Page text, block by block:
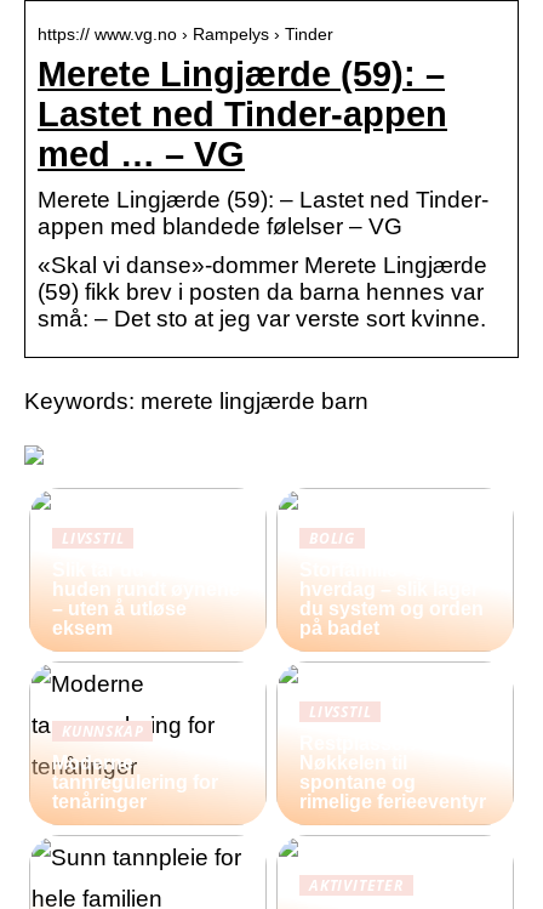
https:// www.vg.no › Rampelys › Tinder
Merete Lingjærde (59): –
Lastet ned Tinder-appen
med … – VG
Merete Lingjærde (59): – Lastet ned Tinder-
appen med blandede følelser – VG
«Skal vi danse»-dommer Merete Lingjærde
(59) fikk brev i posten da barna hennes var
små: – Det sto at jeg var verste sort kvinne.
Keywords: merete lingjærde barn
LIVSSTIL
huden rundt øynene
– uten å utløse
eksem
BOLIG
hverdag – slik lager
du system og orden
på badet
KUNNSKAP
Moderne
tannregulering for
tenåringer
LIVSSTIL
Nøkkelen til
spontane og
rimelige ferieeventyr
AKTIVITETER